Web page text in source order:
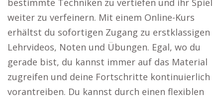
bestimmte Techniken zu vertiefen und ihr Spiel
weiter zu verfeinern. Mit einem Online-Kurs
erhältst du sofortigen Zugang zu erstklassigen
Lehrvideos, Noten und Übungen. Egal, wo du
gerade bist, du kannst immer auf das Material
zugreifen und deine Fortschritte kontinuierlich
vorantreiben. Du kannst durch einen flexiblen